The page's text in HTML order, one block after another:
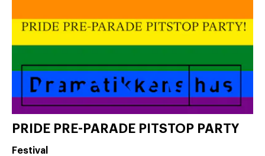
PRIDE PRE-PARADE PITSTOP PARTY
Festival